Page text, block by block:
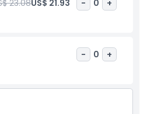
23.08US$ 21.93 - 0 +
- 0 +